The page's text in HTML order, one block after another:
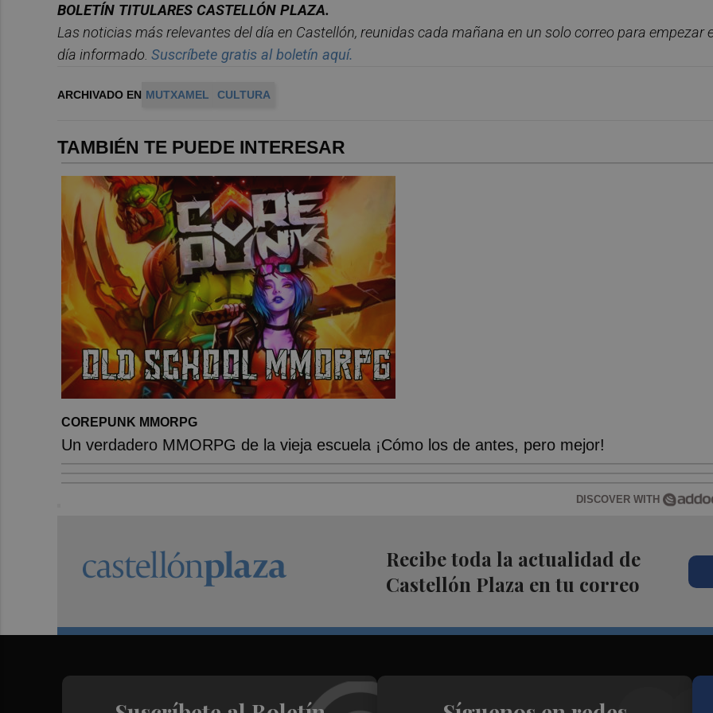
BOLETÍN TITULARES CASTELLÓN PLAZA.
Las noticias más relevantes del día en Castellón, reunidas cada mañana en un solo correo para empezar
día informado. Suscríbete gratis al boletín aquí.
ARCHIVADO EN MUTXAMEL CULTURA
TAMBIÉN TE PUEDE INTERESAR
COREPUNK MMORPG
Un verdadero MMORPG de la vieja escuela ¡Cómo los de antes, pero mejor!
DISCOVER WITH
Recibe toda la actualidad de
Castellón Plaza en tu correo